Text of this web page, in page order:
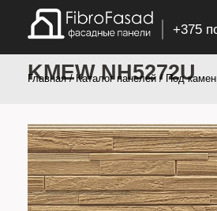
+375
KMEW NH5272U
Главная/ Каталог панелей / Под